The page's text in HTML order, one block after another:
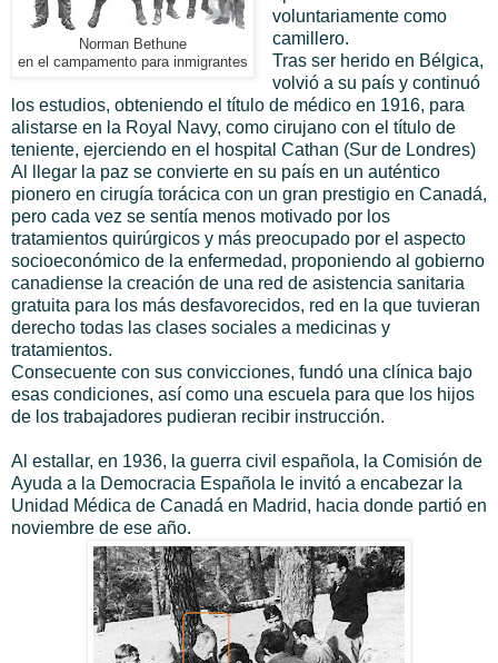
Norman Bethune
en el campamento para inmigrantes
voluntariamente como
camillero.
Tras ser herido en Bélgica,
volvió a su país y continuó
los estudios, obteniendo el título de médico en 1916, para
alistarse en la Royal Navy, como cirujano con el título de
teniente, ejerciendo en el hospital Cathan (Sur de Londres)
Al llegar la paz se convierte en su país en un auténtico
pionero en cirugía torácica con un gran prestigio en Canadá,
pero cada vez se sentía menos motivado por los
tratamientos quirúrgicos y más preocupado por el aspecto
socioeconómico de la enfermedad, proponiendo al gobierno
canadiense la creación de una red de asistencia sanitaria
gratuita para los más desfavorecidos, red en la que tuvieran
derecho todas las clases sociales a medicinas y
tratamientos.
Consecuente con sus convicciones, fundó una clínica bajo
esas condiciones, así como una escuela para que los hijos
de los trabajadores pudieran recibir instrucción.
Al estallar, en 1936, la guerra civil española, la Comisión de
Ayuda a la Democracia Española le invitó a encabezar la
Unidad Médica de Canadá en Madrid, hacia donde partió en
noviembre de ese año.